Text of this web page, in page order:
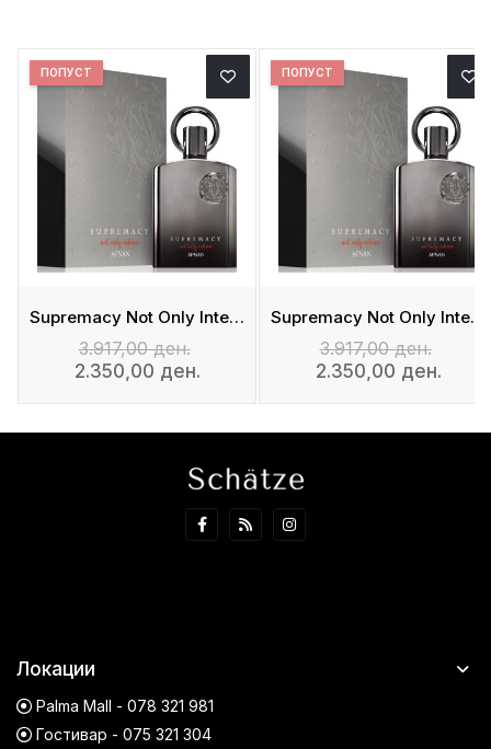
Supremacy Not Only Intense - Eau De Parfum
ПОПУСТ
3.917,00 ден.
2.350,00 ден.
Supremacy Not Only Intense - Eau De Parfum
ПОПУСТ
3.917,00 ден.
2.350,00 ден.
Локации
Palma Mall - 078 321 981
Гостивар - 075 321 304